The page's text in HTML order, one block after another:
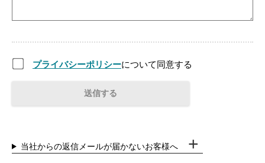
プライバシーポリシーについて同意する
当社からの返信メールが届かないお客様へ